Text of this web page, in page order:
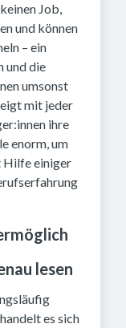
Job,
und können
– ein
und die
umsonst
mit jeder
ihre
enorm, um
Hilfe einiger
lesen
es sich